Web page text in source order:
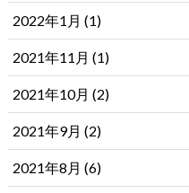
2022年1月 (1)
2021年11月 (1)
2021年10月 (2)
2021年9月 (2)
2021年8月 (6)